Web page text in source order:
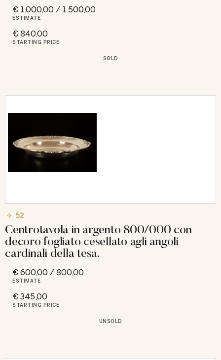
€ 1.000,00 / 1.500,00
ESTIMATE
€ 840,00
STARTING PRICE
SOLD
52
Centrotavola in argento 800/000 con
decoro fogliato cesellato agli angoli
cardinali della tesa.
€ 600,00 / 800,00
ESTIMATE
€ 345,00
STARTING PRICE
UNSOLD